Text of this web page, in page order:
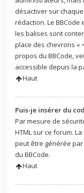
désactiver sur
rédaction. Le BBCode
les balises sont
place des chevrons «
propos du BBCode,
accessible depuis la
Haut
Puis-je insérer du
Par mesure de
HTML sur ce forum.
peut être générée
du BBCode.
Haut